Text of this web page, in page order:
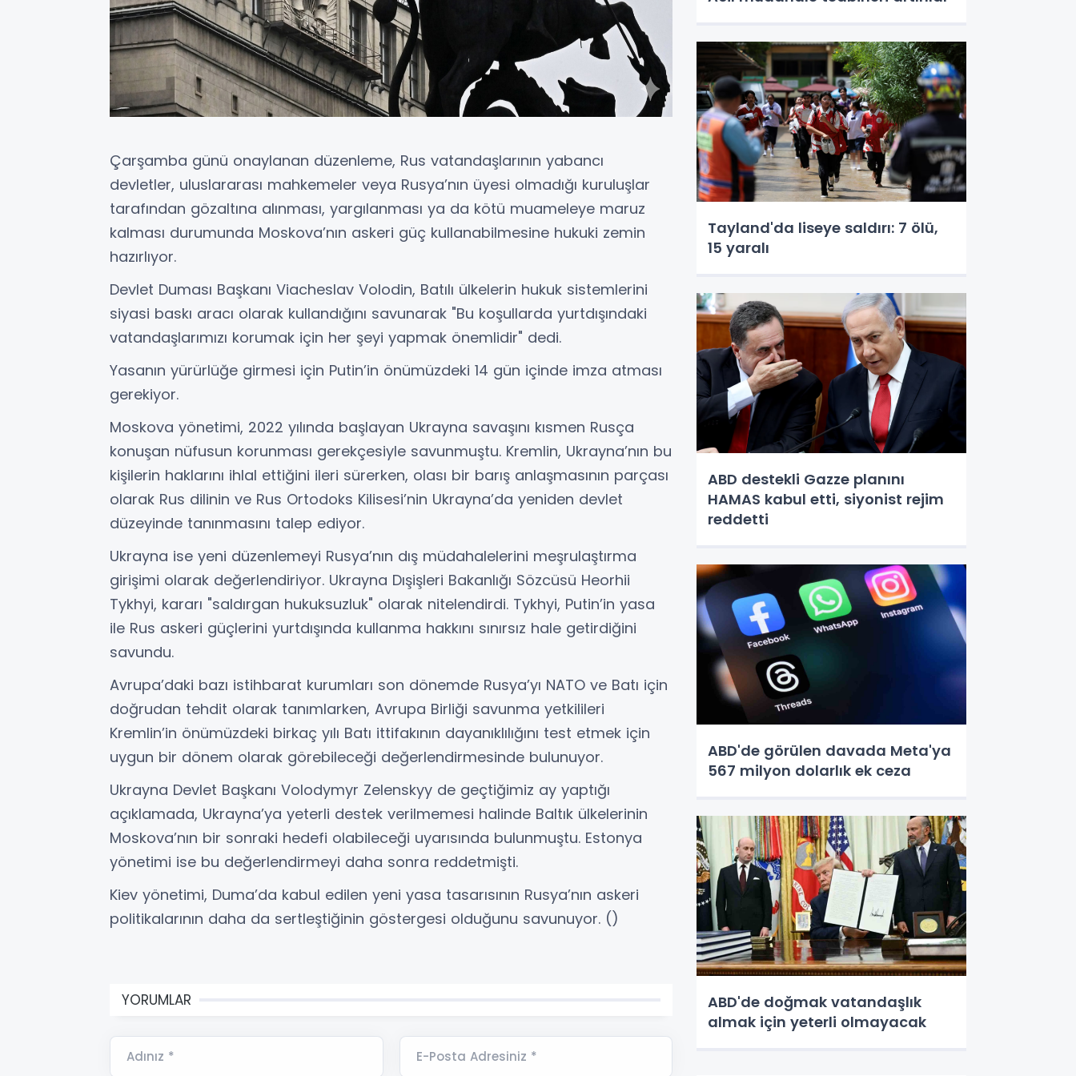
Çarşamba günü onaylanan düzenleme, Rus vatandaşlarının yabancı
devletler, uluslararası mahkemeler veya Rusya’nın üyesi olmadığı kuruluşlar
tarafından gözaltına alınması, yargılanması ya da kötü muameleye maruz
kalması durumunda Moskova’nın askeri güç kullanabilmesine hukuki zemin
hazırlıyor.
Devlet Duması Başkanı Viacheslav Volodin, Batılı ülkelerin hukuk sistemlerini
siyasi baskı aracı olarak kullandığını savunarak "Bu koşullarda yurtdışındaki
vatandaşlarımızı korumak için her şeyi yapmak önemlidir" dedi.
Yasanın yürürlüğe girmesi için Putin’in önümüzdeki 14 gün içinde imza atması
gerekiyor.
Moskova yönetimi, 2022 yılında başlayan Ukrayna savaşını kısmen Rusça
konuşan nüfusun korunması gerekçesiyle savunmuştu. Kremlin, Ukrayna’nın bu
kişilerin haklarını ihlal ettiğini ileri sürerken, olası bir barış anlaşmasının parçası
olarak Rus dilinin ve Rus Ortodoks Kilisesi’nin Ukrayna’da yeniden devlet
düzeyinde tanınmasını talep ediyor.
Ukrayna ise yeni düzenlemeyi Rusya’nın dış müdahalelerini meşrulaştırma
girişimi olarak değerlendiriyor. Ukrayna Dışişleri Bakanlığı Sözcüsü Heorhii
Tykhyi, kararı "saldırgan hukuksuzluk" olarak nitelendirdi. Tykhyi, Putin’in yasa
ile Rus askeri güçlerini yurtdışında kullanma hakkını sınırsız hale getirdiğini
savundu.
Avrupa’daki bazı istihbarat kurumları son dönemde Rusya’yı NATO ve Batı için
doğrudan tehdit olarak tanımlarken, Avrupa Birliği savunma yetkilileri
Kremlin’in önümüzdeki birkaç yılı Batı ittifakının dayanıklılığını test etmek için
uygun bir dönem olarak görebileceği değerlendirmesinde bulunuyor.
Ukrayna Devlet Başkanı Volodymyr Zelenskyy de geçtiğimiz ay yaptığı
açıklamada, Ukrayna’ya yeterli destek verilmemesi halinde Baltık ülkelerinin
Moskova’nın bir sonraki hedefi olabileceği uyarısında bulunmuştu. Estonya
yönetimi ise bu değerlendirmeyi daha sonra reddetmişti.
Kiev yönetimi, Duma’da kabul edilen yeni yasa tasarısının Rusya’nın askeri
politikalarının daha da sertleştiğinin göstergesi olduğunu savunuyor. ()
YORUMLAR
Adınız * E-Posta Adresiniz *
Tayland'da liseye saldırı: 7 ölü,
15 yaralı
ABD destekli Gazze planını
HAMAS kabul etti, siyonist rejim
reddetti
ABD'de görülen davada Meta'ya
567 milyon dolarlık ek ceza
ABD'de doğmak vatandaşlık
almak için yeterli olmayacak